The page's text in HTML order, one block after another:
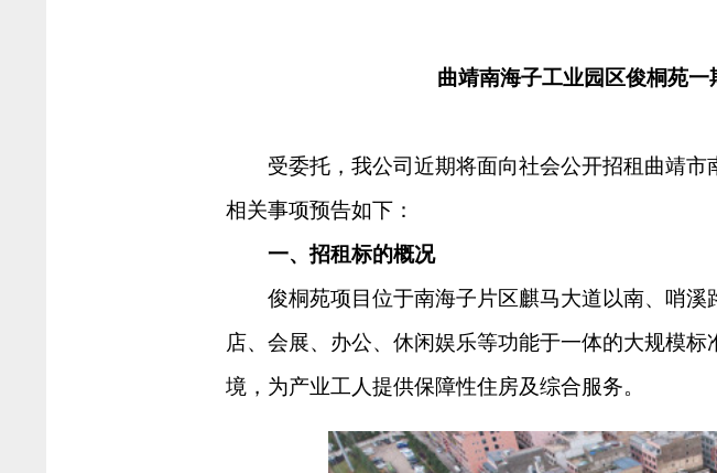
曲靖南海子工业园区俊桐苑一
受委托，我公司近期将面向社会公开招租曲靖
相关事项预告如下：
一、招租标的概况
俊桐苑项目位于南海子片区麒马大道以南、哨
店、会展、办公、休闲娱乐等功能于一体的大规模
境，为产业工人提供保障性住房及综合服务。